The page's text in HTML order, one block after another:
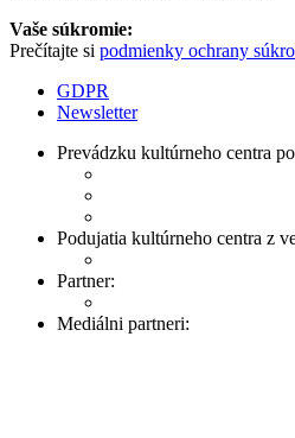
Vaše súkromie:
Prečítajte si podmienky ochrany
GDPR
Newsletter
Prevádzku kultúrneho centra
Podujatia kultúrneho centra z
Partner:
Mediálni partneri: